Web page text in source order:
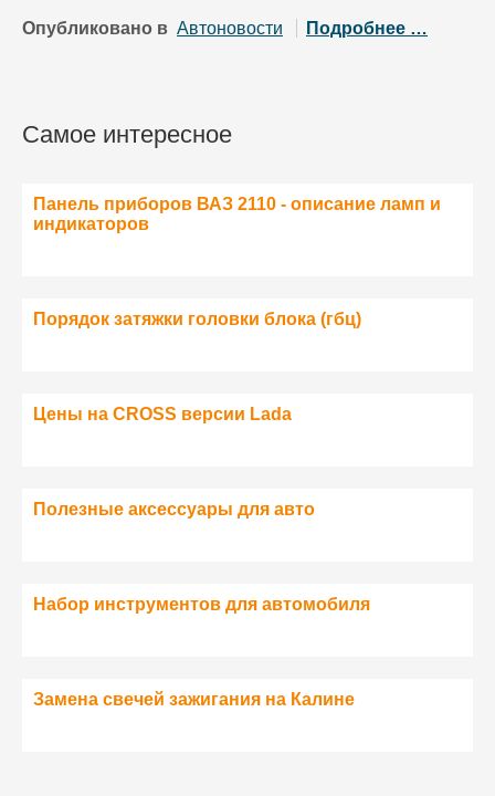
Опубликовано в Автоновости Подробнее …
Самое интересное
Панель приборов ВАЗ 2110 - описание ламп и
индикаторов
Порядок затяжки головки блока (гбц)
Цены на CROSS версии Lada
Полезные аксессуары для авто
Набор инструментов для автомобиля
Замена свечей зажигания на Калине